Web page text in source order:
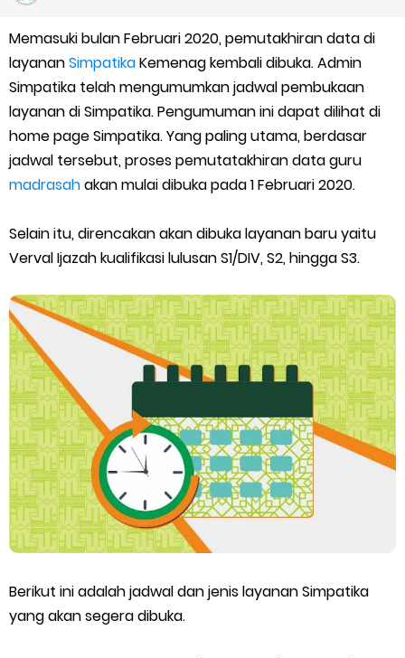
Juknis Penerbitan Ijazah Madrasah Tahun 2026
Solusi Agar Valid Rapor & Status Verval di PDUM Tercentang
Hijau
TKA Susulan jenjang SD/MI dan SMP/MTs
Cara Mengajukan Tunjangan Insentif di EMIS-GTK Baru
Madrasah
Cara Login EMIS GTK Baru untuk Operator dan PTK
SEB Upacara Bendera di Sekolah dan Madrasah
Cara Install Aplikasi Exam Browser Client TKA 2026
Juknis Pembayaran TPG Guru Madrasah 2026
Pelatihan MOOC Pintar Kemenag Periode Maret 2026
Edaran Penyaluran BOP RA & BOS Madrasah Tahap I Tahun
2026
Memasuki bulan Februari 2020, pemutakhiran data di
layananSimpatikaKemenag kembali dibuka. Admin
Simpatika telah mengumumkan jadwal pembukaan
layanan di Simpatika. Pengumuman ini dapat dilihat di
home page Simpatika. Yang paling utama, berdasar
jadwal tersebut, proses pemutatakhiran data guru
madrasahakan mulai dibuka pada 1 Februari 2020.
Selain itu, direncakan akan dibuka layanan baru yaitu
Verval Ijazah kualifikasi lulusan S1/DIV, S2, hingga S3.
Berikut ini adalah jadwal dan jenis layanan Simpatika
yang akan segera dibuka.